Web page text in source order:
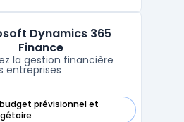
que d'autres domaines
Dynamics 365
Finance
la gestion financière
entreprises
prévisionnel et
365 Finance dans cette